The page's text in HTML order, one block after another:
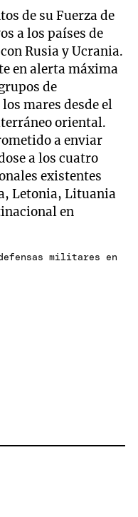
de su Fuerza de
a los países de
Rusia y Ucrania.
en alerta máxima
de
mares desde el
oriental.
a enviar
a los cuatro
existentes
Letonia, Lituania
en
militares en